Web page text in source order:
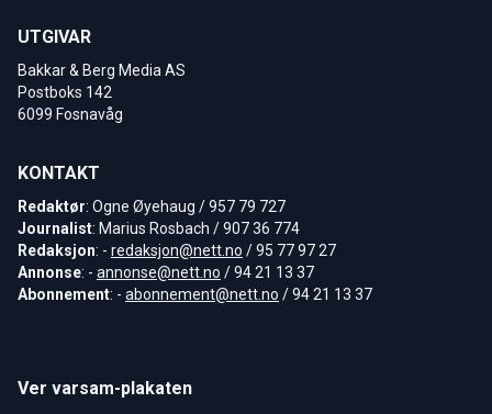
UTGIVAR
Bakkar & Berg Media AS
Postboks 142
6099 Fosnavåg
KONTAKT
Redaktør: Ogne Øyehaug / 957 79 727
Journalist: Marius Rosbach / 907 36 774
Redaksjon: - redaksjon@nett.no / 95 77 97 27
Annonse: - annonse@nett.no / 94 21 13 37
Abonnement: - abonnement@nett.no / 94 21 13 37
Ver varsam-plakaten